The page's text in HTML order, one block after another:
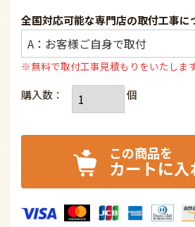
全国対応可能な専門店の取付工事に
※無料で取付工事見積もりをいたします
カートに入